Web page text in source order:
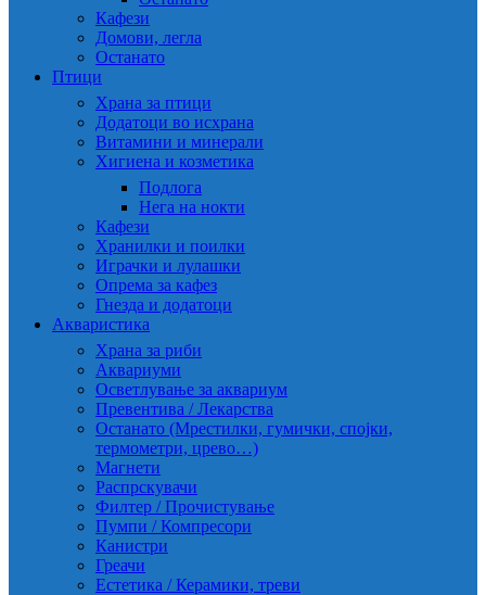
Кафези
Домови, легла
Останато
Птици
Храна за птици
Додатоци во исхрана
Витамини и минерали
Хигиена и козметика
Подлога
Нега на нокти
Кафези
Хранилки и поилки
Играчки и лулашки
Опрема за кафез
Гнезда и додатоци
Акваристика
Храна за риби
Аквариуми
Осветлување за аквариум
Превентива / Лекарства
Останато (Мрестилки, гумички, спојки,
термометри, црево…)
Магнети
Распрскувачи
Филтер / Прочистување
Пумпи / Компресори
Канистри
Греачи
Естетика / Керамики, треви